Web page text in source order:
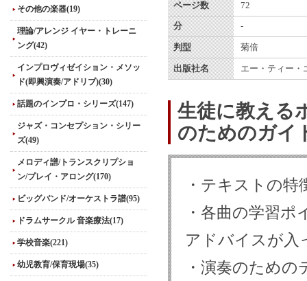
その他の楽器(19)
理論/アレンジ イヤー・トレーニ
ング(42)
インプロヴィゼイション・メソッ
ド(即興演奏/アドリブ)(30)
話題のインプロ・シリーズ(147)
ジャズ・コンセプション・シリー
ズ(49)
メロディ譜/トランスクリプショ
ン/プレイ・アロング(170)
ビッグバンド/オーケストラ譜(95)
ドラムサークル 音楽療法(17)
学校音楽(221)
幼児教育/保育現場(35)
ページ数 72
分 -
判型 菊倍
出版社名 エー・ティー・
生徒に教える
のためのガイ
・テキストの特
・各曲の学習
アドバイスが入
・演奏のため